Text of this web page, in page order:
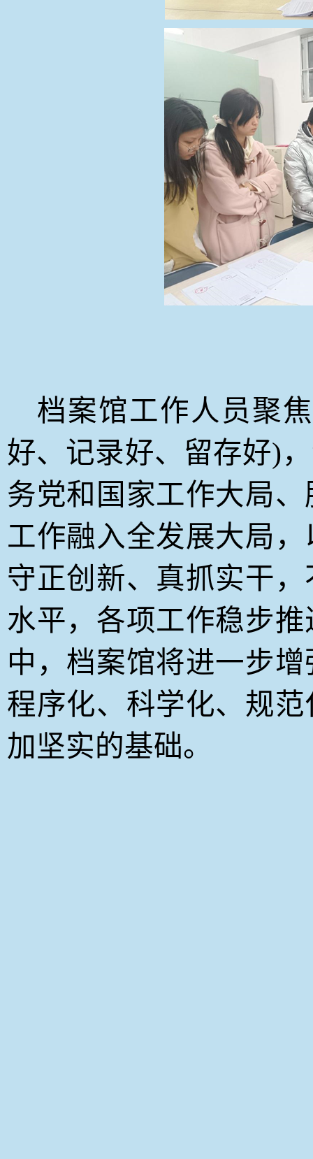
档案馆工作人员聚
好、记录好、留存好)
务党和国家工作大局
工作融入全发展大局
守正创新、真抓实干
水平，各项工作稳步
中，档案馆将进一步
程序化、科学化、规
加坚实的基础。